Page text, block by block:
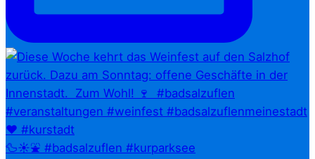
🦆☀️⛲ #badsalzuflen #kurparksee